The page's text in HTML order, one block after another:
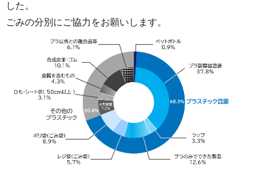
した。
ごみの分別にご協力をお願いします。